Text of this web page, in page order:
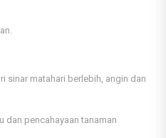
sinar matahari berlebih, angin dan
dan pencahayaan tanaman